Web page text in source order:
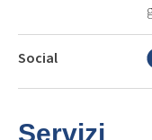
Social
Servizi